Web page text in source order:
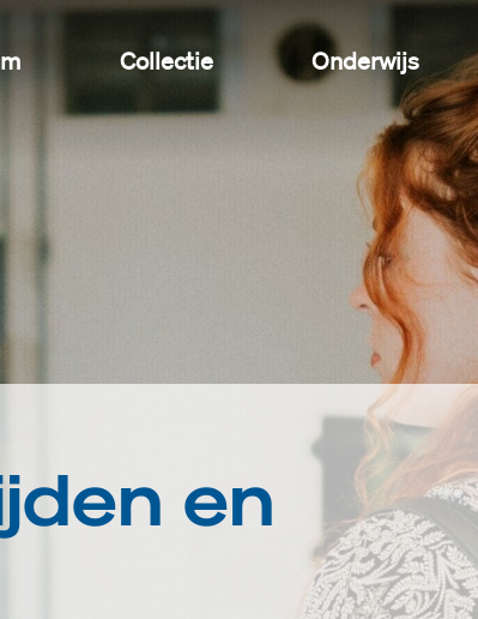
Collectie Onderwijs
en